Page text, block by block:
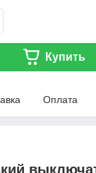
Купить
Оплата